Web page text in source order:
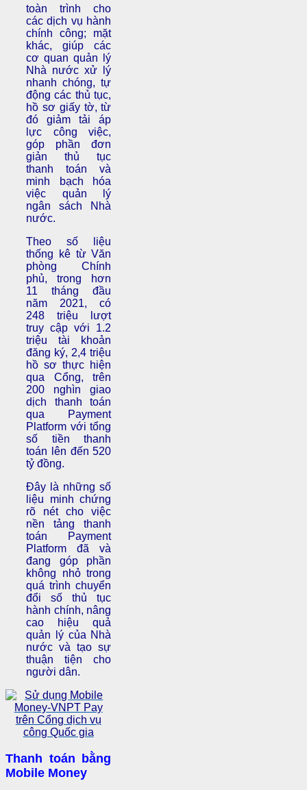
toàn trình cho
các dịch vụ hành
chính công; mặt
khác, giúp các
cơ quan quản lý
Nhà nước xử lý
nhanh chóng, tự
động các thủ tục,
hồ sơ giấy tờ, từ
đó giảm tải áp
lực công việc,
góp phần đơn
giản thủ tục
thanh toán và
minh bạch hóa
việc quản lý
ngân sách Nhà
nước.
Theo số liệu
thống kê từ Văn
phòng Chính
phủ, trong hơn
11 tháng đầu
năm 2021, có
248 triệu lượt
truy cập với 1.2
triệu tài khoản
đăng ký, 2,4 triệu
hồ sơ thực hiện
qua Cổng, trên
200 nghìn giao
dịch thanh toán
qua Payment
Platform với tổng
số tiền thanh
toán lên đến 520
tỷ đồng.
Đây là những số
liệu minh chứng
rõ nét cho việc
nền tảng thanh
toán Payment
Platform đã và
đang góp phần
không nhỏ trong
quá trình chuyển
đổi số thủ tục
hành chính, nâng
cao hiệu quả
quản lý của Nhà
nước và tạo sự
thuận tiện cho
người dân.
Thanh toán bằng
Mobile Money